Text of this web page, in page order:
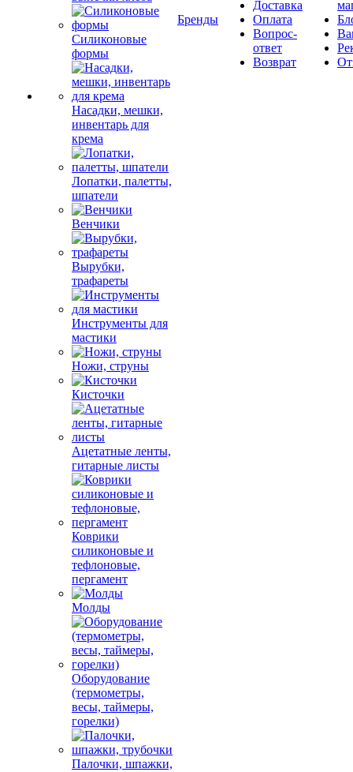
Силиконовые
формы
Насадки, мешки,
инвентарь для
крема
Лопатки, палетты,
шпатели
Венчики
Вырубки,
трафареты
Инструменты для
мастики
Ножи, струны
Кисточки
Ацетатные ленты,
гитарные листы
Коврики
силиконовые и
тефлоновые,
пергамент
Молды
Оборудование
(термометры,
весы, таймеры,
горелки)
Палочки, шпажки,
Бренды
Доставка
Оплата
Вопрос-
ответ
Возврат